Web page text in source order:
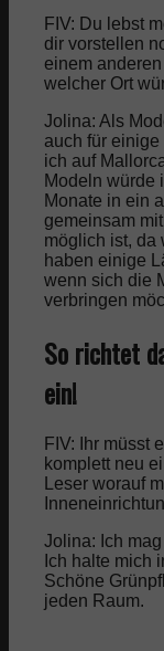
FIV: Du lebst
dir vorstellen
einem
welcher Ort
Jolina: Als
auch für
ich auf
Modeln würde
Monate in ein
gemeinsam
möglich ist, da
haben einige
wenn sich die
verbringen
So richtet
ein!
FIV: Ihr müsst
komplett neu
Leser worauf
Jolina: Ich
Ich halte mich
Schöne
jeden Raum.